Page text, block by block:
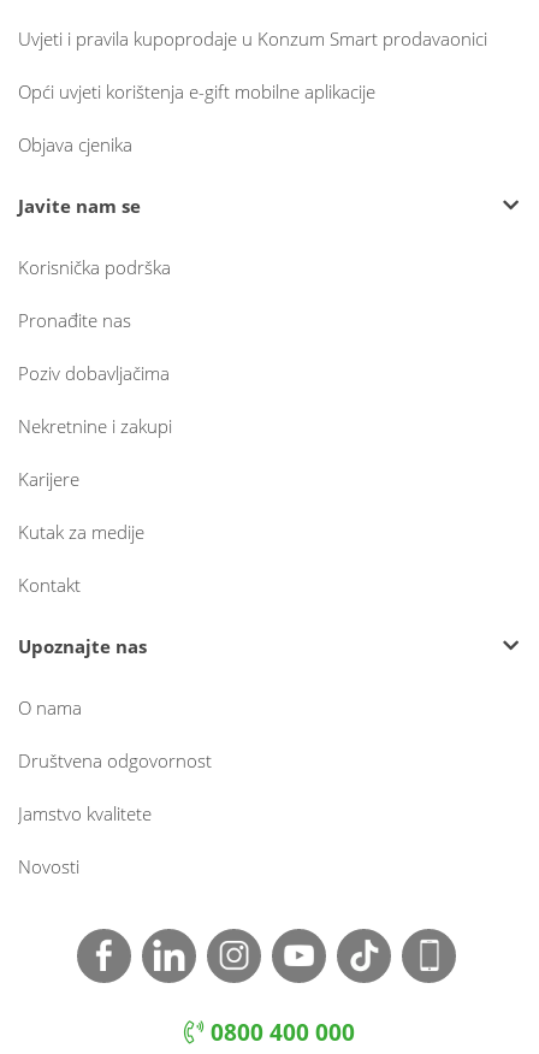
Uvjeti i pravila kupoprodaje u Konzum Smart prodavaonici
Opći uvjeti korištenja e-gift mobilne aplikacije
Objava cjenika
Javite nam se
Korisnička podrška
Pronađite nas
Poziv dobavljačima
Nekretnine i zakupi
Karijere
Kutak za medije
Kontakt
Upoznajte nas
O nama
Društvena odgovornost
Jamstvo kvalitete
Novosti
0800 400 000